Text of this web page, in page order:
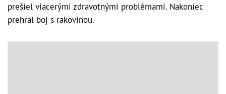
prešiel viacerými zdravotnými problémami. Nakoniec
prehral boj s rakovinou.